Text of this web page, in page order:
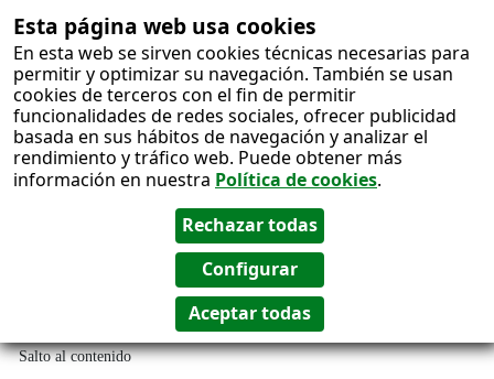
Esta página web usa cookies
En esta web se sirven cookies técnicas necesarias para
permitir y optimizar su navegación. También se usan
cookies de terceros con el fin de permitir
funcionalidades de redes sociales, ofrecer publicidad
basada en sus hábitos de navegación y analizar el
rendimiento y tráfico web. Puede obtener más
información en nuestra Política de cookies.
Salto al contenido